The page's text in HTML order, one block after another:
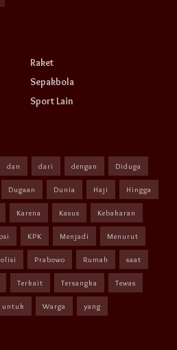
Raket
Sepakbola
Sport Lain
dan dari dengan Diduga
Dugaan Dunia Haji Hingga
Karena Kasus Kebakaran
KPK Menjadi Menurut
Prabowo Rumah saat
Terkait Tersangka Tewas
untuk Warga yang